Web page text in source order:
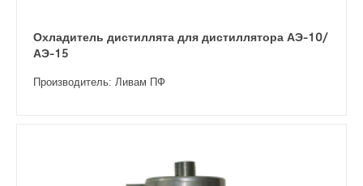
Охладитель дистиллята для дистиллятора АЭ-10/
АЭ-15
Производитель: Ливам ПФ